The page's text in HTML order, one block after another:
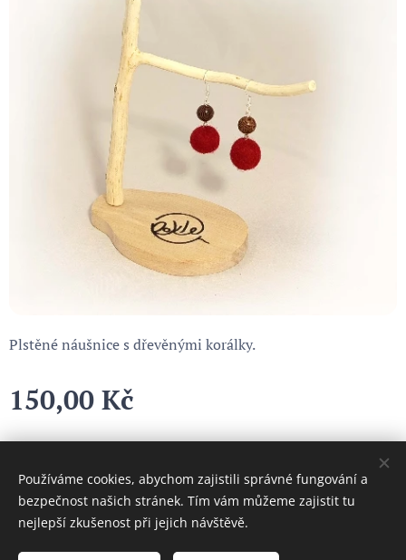
Plstěné náušnice s dřevěnými korálky.
150,00 Kč
Cookies
Používáme cookies, abychom zajistili správné fungování a
bezpečnost našich stránek. Tím vám můžeme zajistit tu
nejlepší zkušenost při jejich návštěvě.